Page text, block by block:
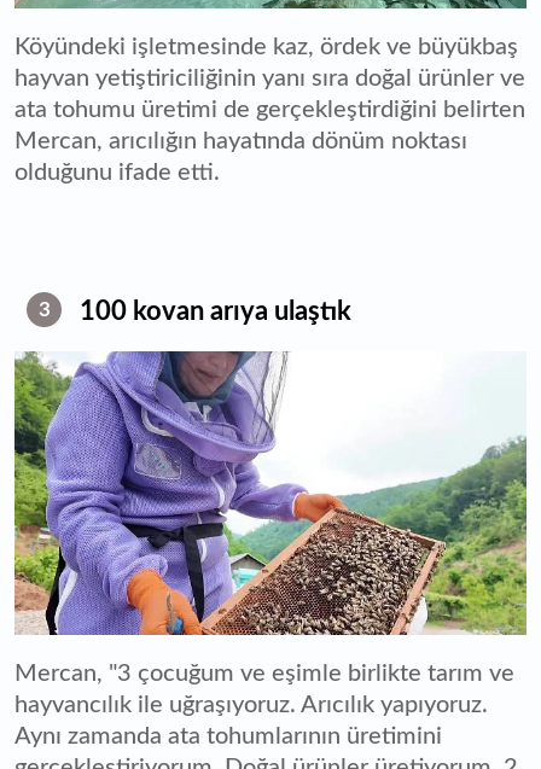
Köyündeki işletmesinde kaz, ördek ve büyükbaş
hayvan yetiştiriciliğinin yanı sıra doğal ürünler ve
ata tohumu üretimi de gerçekleştirdiğini belirten
Mercan, arıcılığın hayatında dönüm noktası
olduğunu ifade etti.
3 100 kovan arıya ulaştık
Mercan, "3 çocuğum ve eşimle birlikte tarım ve
hayvancılık ile uğraşıyoruz. Arıcılık yapıyoruz.
Aynı zamanda ata tohumlarının üretimini